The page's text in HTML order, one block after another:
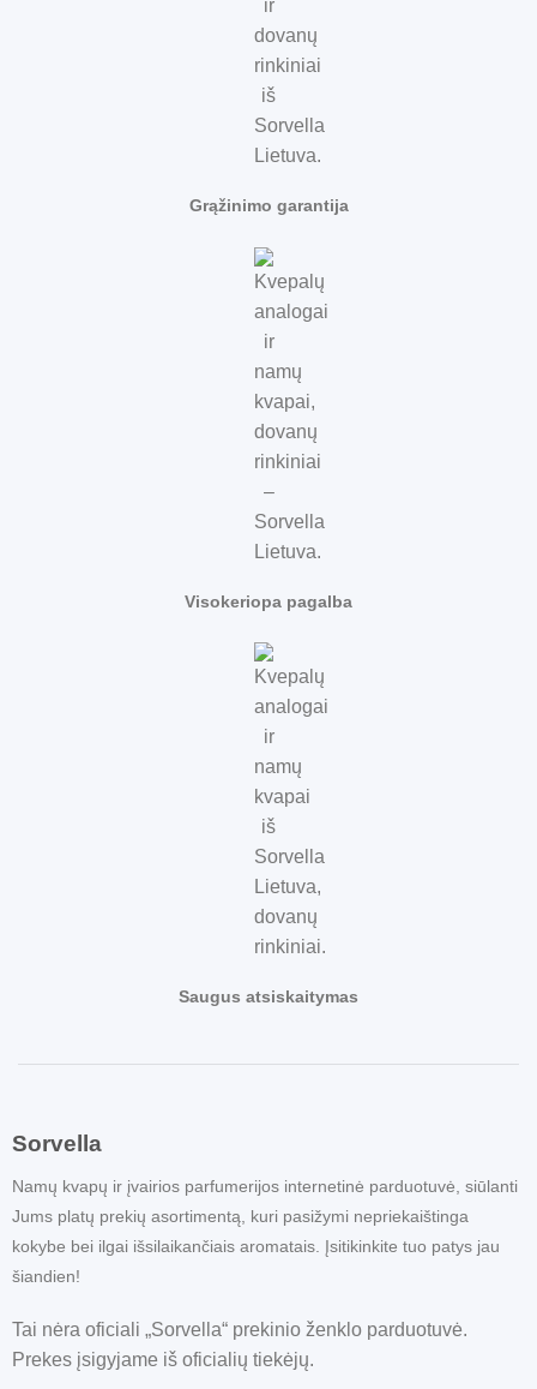
Grąžinimo garantija
Visokeriopa pagalba
Saugus atsiskaitymas
Sorvella
Namų kvapų ir įvairios parfumerijos internetinė parduotuvė, siūlanti
Jums platų prekių asortimentą, kuri pasižymi nepriekaištinga
kokybe bei ilgai išsilaikančiais aromatais. Įsitikinkite tuo patys jau
šiandien!
Tai nėra oficiali „Sorvella“ prekinio ženklo parduotuvė.
Prekes įsigyjame iš oficialių tiekėjų.